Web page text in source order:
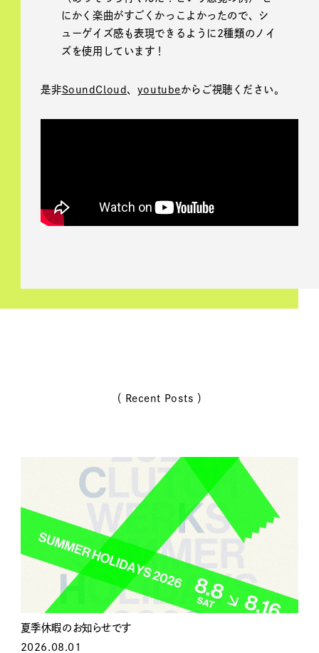
にかく楽曲がすごくかっこよかったので、シ
ューゲイズ感も表現できるように2種類のノイ
ズを使用しています！
是非SoundCloud 、 youtubeからご視聴ください。
（ Recent Posts ）
夏季休暇のお知らせです
2026.08.01